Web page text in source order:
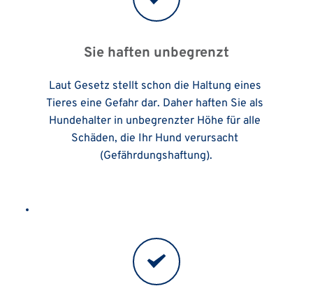
Sie haften unbegrenzt
Laut Gesetz stellt schon die Haltung eines
Tieres eine Gefahr dar. Daher haften Sie als
Hundehalter in unbegrenzter Höhe für alle
Schäden, die Ihr Hund verursacht
(Gefährdungshaftung).